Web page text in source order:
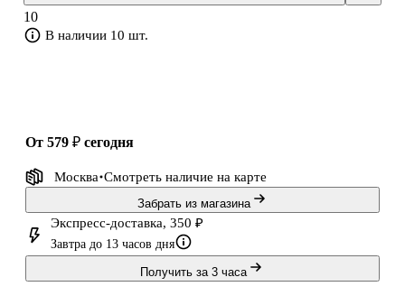
иностранными языками.
10
В наличии 10 шт.
от 579 ₽ сегодня
Москва Смотреть наличие на карте
Забрать из магазина
Экспресс-доставка, 350 ₽
Завтра до 13 часов дня
Получить за 3 часа